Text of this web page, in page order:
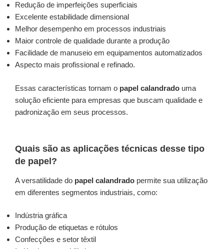
Redução de imperfeições superficiais
Excelente estabilidade dimensional
Melhor desempenho em processos industriais
Maior controle de qualidade durante a produção
Facilidade de manuseio em equipamentos automatizados
Aspecto mais profissional e refinado.
Essas características tornam o papel calandrado uma
solução eficiente para empresas que buscam qualidade e
padronização em seus processos.
Quais são as aplicações técnicas desse tipo
de papel?
A versatilidade do papel calandrado permite sua utilização
em diferentes segmentos industriais, como:
Indústria gráfica
Produção de etiquetas e rótulos
Confecções e setor têxtil